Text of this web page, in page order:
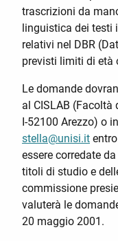
trascrizioni da
linguistica dei testi
relativi nel DBR
previsti limiti di età
Le domande
al CISLAB (Facoltà
I-52100 Arezzo) o
stella@unisi.it
essere corredate da
titoli di studio e
commissione
valuterà le
20 maggio 2001.